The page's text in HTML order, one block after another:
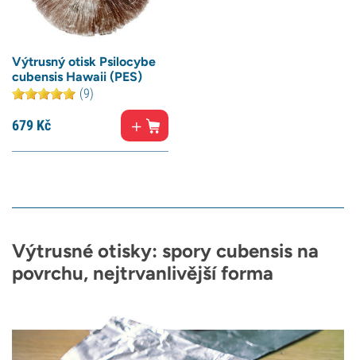
Výtrusný otisk Psilocybe
cubensis Hawaii (PES)
(9)
679 Kč
Výtrusné otisky: spory cubensis na
povrchu, nejtrvanlivější forma